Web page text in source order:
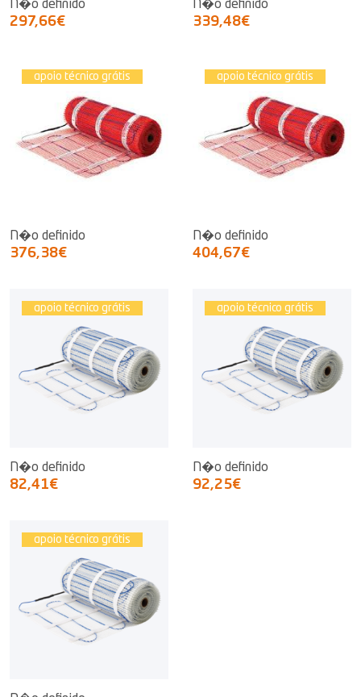
N�o definido
297,66€
N�o definido
339,48€
apoio técnico grátis
N�o definido
376,38€
apoio técnico grátis
N�o definido
404,67€
apoio técnico grátis
N�o definido
82,41€
apoio técnico grátis
N�o definido
92,25€
apoio técnico grátis